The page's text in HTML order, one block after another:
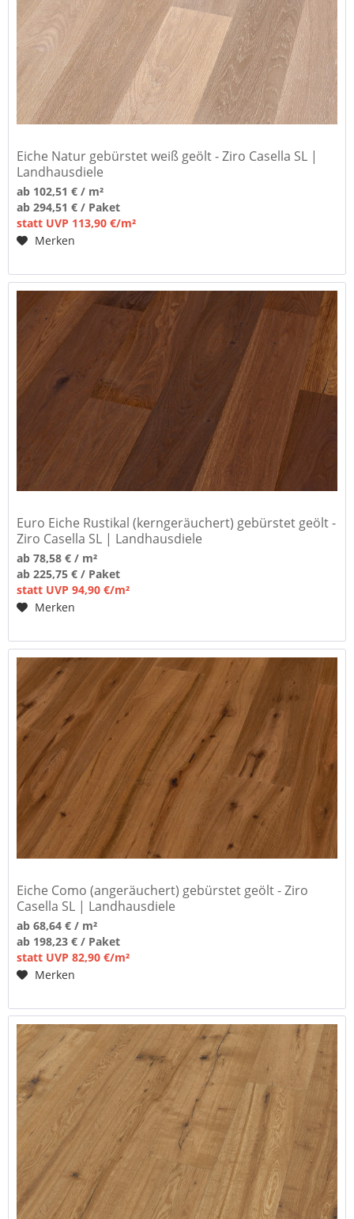
Eiche Natur gebürstet weiß geölt - Ziro Casella SL |
Landhausdiele
ab 102,51 € / m²
ab 294,51 € / Paket
statt UVP 113,90 €/m²
Merken
Euro Eiche Rustikal (kerngeräuchert) gebürstet geölt -
Ziro Casella SL | Landhausdiele
ab 78,58 € / m²
ab 225,75 € / Paket
statt UVP 94,90 €/m²
Merken
Eiche Como (angeräuchert) gebürstet geölt - Ziro
Casella SL | Landhausdiele
ab 68,64 € / m²
ab 198,23 € / Paket
statt UVP 82,90 €/m²
Merken